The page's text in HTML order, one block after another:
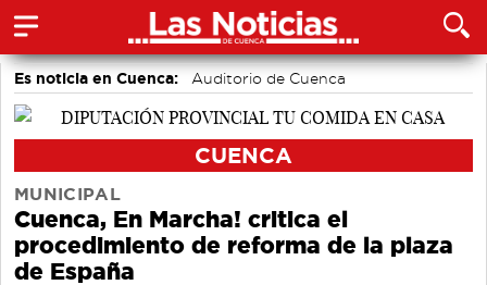
Es noticia en Cuenca: Auditorio de Cuenca
CUENCA
MUNICIPAL
Cuenca, En Marcha! critica el
procedimiento de reforma de la plaza
de España